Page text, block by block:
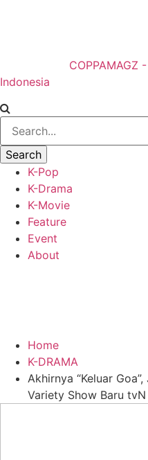
COPPAMAGZ
Indonesia
K-Pop
K-Drama
K-Movie
Feature
Event
About
Home
K-DRAMA
Akhirnya “Keluar
Variety Show Baru tvN